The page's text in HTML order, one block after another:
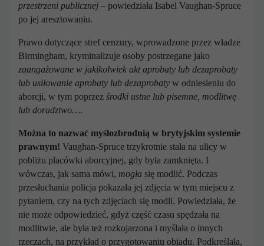
przestrzeni publicznej – powiedziała Isabel Vaughan-Spruce
po jej aresztowaniu.
Prawo dotyczące stref cenzury, wprowadzone przez władze
Birmingham, kryminalizuje osoby postrzegane jako
zaangażowane w jakikolwiek akt aprobaty lub dezaprobaty
lub usiłowanie aprobaty lub dezaprobaty w odniesieniu do
aborcji, w tym poprzez środki ustne lub pisemne, modlitwę
lub doradztwo….
Można to nazwać myślozbrodnią w brytyjskim systemie
prawnym! Vaughan-Spruce trzykrotnie stała na ulicy w
pobliżu placówki aborcyjnej, gdy była zamknięta. I
wówczas, jak sama mówi, mogła się modlić. Podczas
przesłuchania policja pokazała jej zdjęcia w tym miejscu z
pytaniem, czy na tych zdjęciach się modli. Powiedziała, że
nie może odpowiedzieć, gdyż część czasu spędzała na
modlitwie, ale była też rozkojarzona i myślała o innych
rzeczach, na przykład o przygotowaniu obiadu. Podkreślała,